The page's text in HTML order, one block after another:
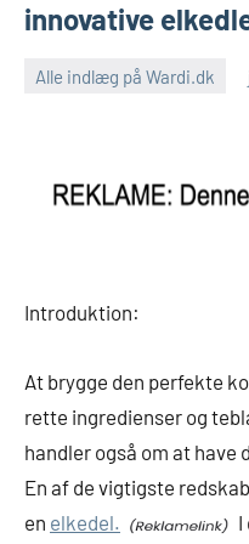
innovative
Alle indlæg på Wardi.dk
Introduktion:
At brygge den perfekte
rette ingredienser og
handler også om at
En af de vigtigste
en elkedel.
I